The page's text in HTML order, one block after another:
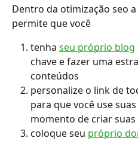
Dentro da otimização seo
permite que você
tenha seu próprio blog
chave e fazer uma
conteúdos
personalize o link de
para que você use
momento de criar
coloque seu próprio